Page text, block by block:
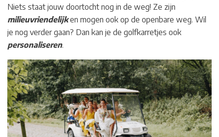
Niets staat jouw doortocht nog in de weg! Ze zijn
milieuvriendelijken mogen ook op de openbare weg. Wil
je nog verder gaan? Dan kan je de golfkarretjes ook
personaliseren.